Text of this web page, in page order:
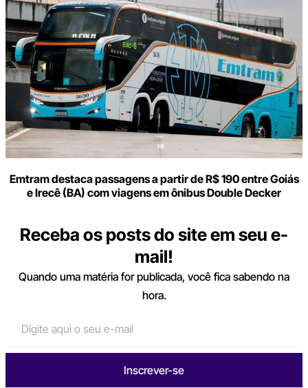
Emtram destaca passagens a partir de R$ 190 entre Goiás
e Irecê (BA) com viagens em ônibus Double Decker
Receba os posts do site em seu e-
mail!
Quando uma matéria for publicada, você fica sabendo na
hora.
Inscrever-se